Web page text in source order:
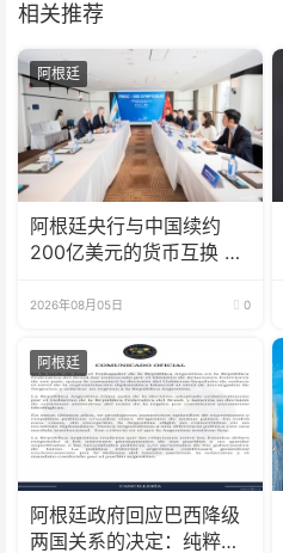
相关推荐
阿根廷
阿根廷央行与中国续约
200亿美元的货币互换 有
2026年08月05日 0
阿根廷
阿根廷政府回应巴西降级
两国关系的决定：纯粹意